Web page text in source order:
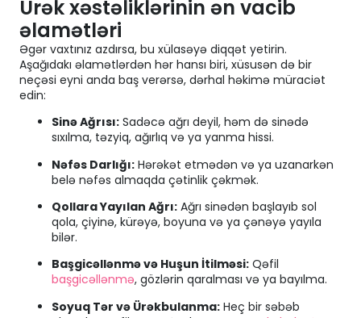
Ürək xəstəliklərinin ən vacib
əlamətləri
Əgər vaxtınız azdırsa, bu xülasəyə diqqət yetirin.
Aşağıdakı əlamətlərdən hər hansı biri, xüsusən də bir
neçəsi eyni anda baş verərsə, dərhal həkimə müraciət
edin:
Sinə Ağrısı: Sadəcə ağrı deyil, həm də sinədə
sıxılma, təzyiq, ağırlıq və ya yanma hissi.
Nəfəs Darlığı: Hərəkət etmədən və ya uzanarkən
belə nəfəs almaqda çətinlik çəkmək.
Qollara Yayılan Ağrı: Ağrı sinədən başlayıb sol
qola, çiyinə, kürəyə, boyuna və ya çənəyə yayıla
bilər.
Başgicəllənmə və Huşun İtilməsi: Qəfil
başgicəllənmə, gözlərin qaralması və ya bayılma.
Soyuq Tər və Ürəkbulanma: Heç bir səbəb